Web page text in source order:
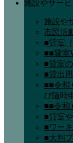
施設やサー
施設や
市民活
■貸室
■■貸室
■貸室
■貸出
■■令和
び随時
■■令和
■貸室
■ワー
■大判